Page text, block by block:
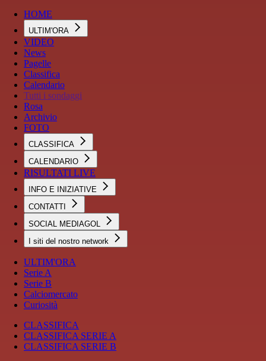
HOME
ULTIM'ORA
VIDEO
News
Pagelle
Classifica
Calendario
Tutti i sondaggi
Rosa
Archivio
FOTO
CLASSIFICA
CALENDARIO
RISULTATI LIVE
INFO E INIZIATIVE
CONTATTI
SOCIAL MEDIAGOL
I siti del nostro network
ULTIM'ORA
Serie A
Serie B
Calciomercato
Curiosità
CLASSIFICA
CLASSIFICA SERIE A
CLASSIFICA SERIE B